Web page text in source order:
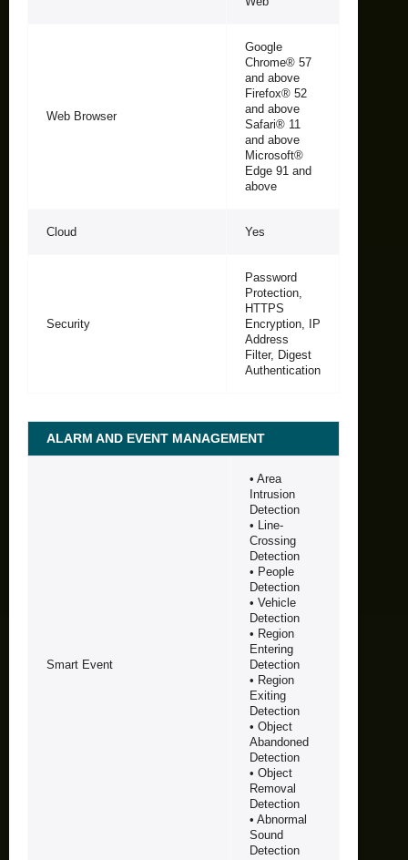
Web Browser
Google
Chrome® 57
and above
Firefox® 52
and above
Safari® 11
and above
Microsoft®
Edge 91 and
above
Cloud Yes
Security
Password
Protection,
HTTPS
Encryption, IP
Address
Filter, Digest
Authentication
ALARM AND EVENT MANAGEMENT
Smart Event
• Area
Intrusion
Detection
• Line-
Crossing
Detection
• People
Detection
• Vehicle
Detection
• Region
Entering
Detection
• Region
Exiting
Detection
• Object
Abandoned
Detection
• Object
Removal
Detection
• Abnormal
Sound
Detection